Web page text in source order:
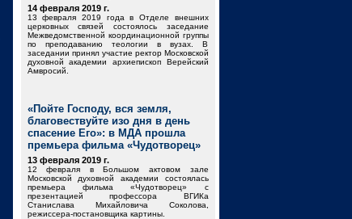
14 февраля 2019 г.
13 февраля 2019 года в Отделе внешних
церковных связей состоялось заседание
Межведомственной координационной группы
по преподаванию теологии в вузах. В
заседании принял участие ректор Московской
духовной академии архиепископ Верейский
Амвросий.
«Пойте Господу, вся земля,
благовествуйте изо дня в день
спасение Его»: в МДА прошла
премьера фильма «Чудотворец»
13 февраля 2019 г.
12 февраля в Большом актовом зале
Московской духовной академии состоялась
премьера фильма «Чудотворец» с
презентацией профессора ВГИКа
Станислава Михайловича Соколова,
режиссера-постановщика картины.